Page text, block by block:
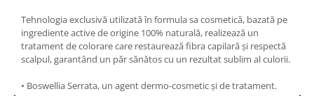
Tehnologia exclusivă utilizată în formula sa cosmetică, bazată pe
ingrediente active de origine 100% naturală, realizează un
tratament de colorare care restaurează fibra capilară și respectă
scalpul, garantând un păr sănătos cu un rezultat sublim al culorii.
• Boswellia Serrata, un agent dermo-cosmetic și de tratament.